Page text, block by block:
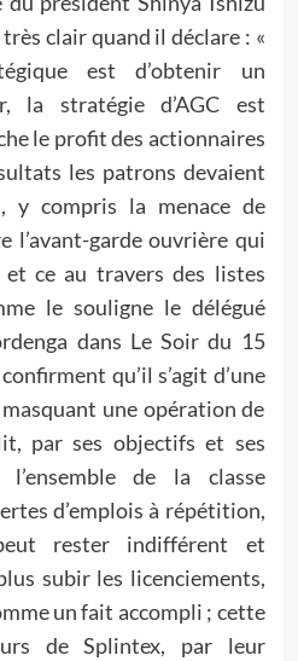
clair quand il déclare : «
est d’obtenir un
la stratégie d’AGC est
le profit des actionnaires
les patrons devaient
y compris la menace de
l’avant-garde ouvrière qui
et ce au travers des listes
le souligne le délégué
dans Le Soir du 15
qu’il s’agit d’une
une opération de
par ses objectifs et ses
l’ensemble de la classe
d’emplois à répétition,
rester indifférent et
subir les licenciements,
un fait accompli ; cette
de Splintex, par leur